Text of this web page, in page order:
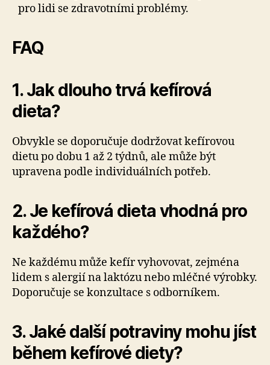
pro lidi se zdravotními problémy.
FAQ
1. Jak dlouho trvá kefírová
dieta?
Obvykle se doporučuje dodržovat kefírovou
dietu po dobu 1 až 2 týdnů, ale může být
upravena podle individuálních potřeb.
2. Je kefírová dieta vhodná pro
každého?
Ne každému může kefír vyhovovat, zejména
lidem s alergií na laktózu nebo mléčné výrobky.
Doporučuje se konzultace s odborníkem.
3. Jaké další potraviny mohu jíst
během kefírové diety?